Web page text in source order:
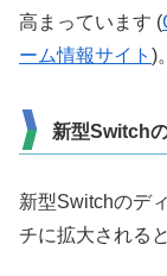
高まっています​ (
ーム情報サイト )​。
新型Switch
新型Switchのデ
チに拡大される